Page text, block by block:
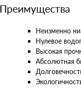
Преимущества
Неизменно
Нулевое
Высокая
Абсолютная